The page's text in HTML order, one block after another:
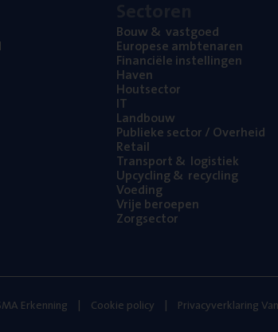
Bouw& vastgoed
Euro­pe­se ambtenaren
Finan­ci­ë­le instellingen
Haven
Hout­sec­tor
IT
Land­bouw
Publie­ke sec­tor / Overheid
Retail
Trans­port& logistiek
Upcy­cling& recycling
Voe­ding
Vrije beroe­pen
Zorg­sec­tor
Erkenning Cookie policy Privacyverklaring